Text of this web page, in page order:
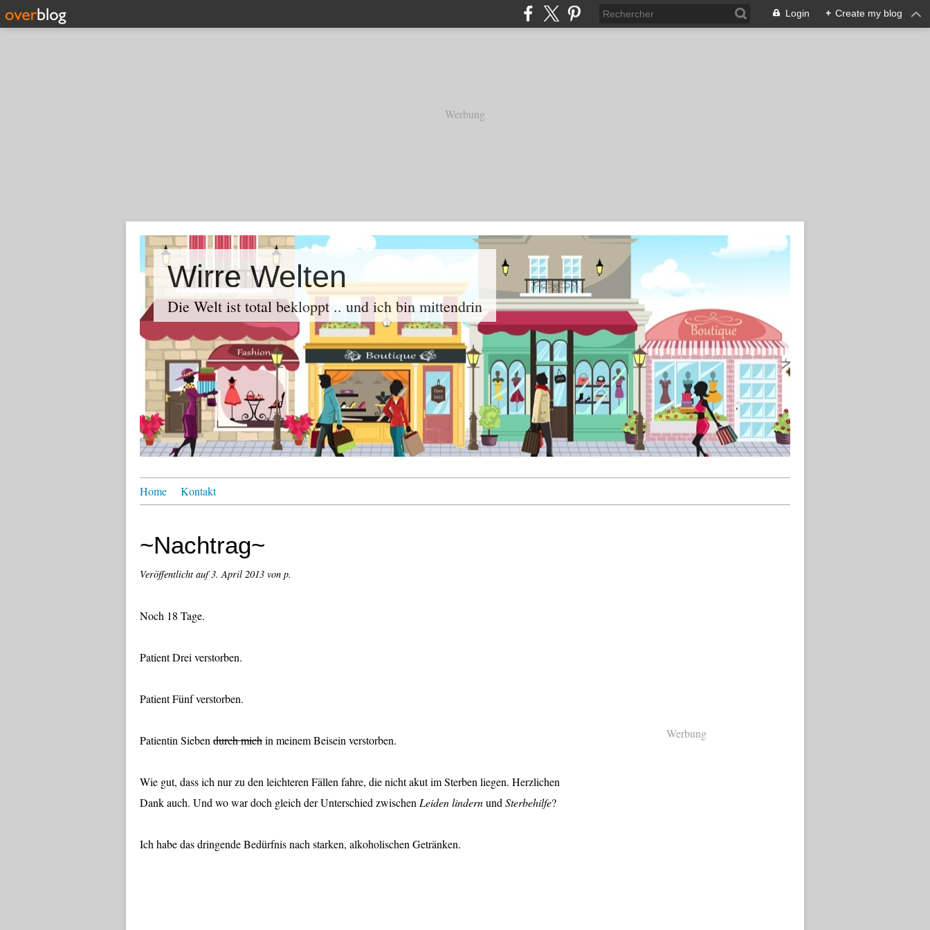
Login + Create my blog
Werbung
Wirre Welten
Die Welt ist total bekloppt .. und ich bin mittendrin
Home Kontakt
~Nachtrag~
Veröffentlicht auf3. April 2013 von p.
Noch 18 Tage.
Patient Drei verstorben.
Patient Fünf verstorben.
Patientin Sieben durch michin meinem Beisein verstorben.
Wie gut, dass ich nur zu den leichteren Fällen fahre, die nicht akut im Sterben liegen. Herzlichen
Dank auch. Und wo war doch gleich der Unterschied zwischen Leiden lindernund Sterbehilfe?
Ich habe das dringende Bedürfnis nach starken, alkoholischen Getränken.
Werbung